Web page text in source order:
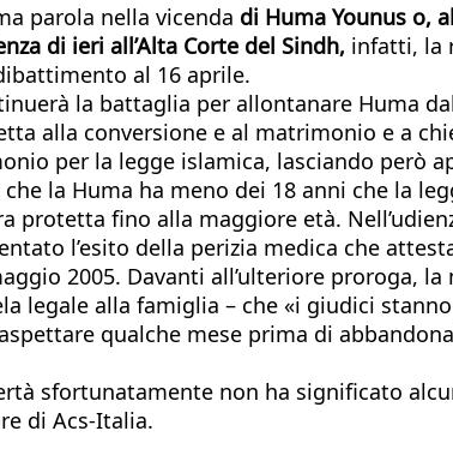
parola nella vicenda di Huma Younus o,
di ieri all’Alta Corte del Sindh, infatti, la
al 16 aprile.
la battaglia per allontanare Huma
alla conversione e al matrimonio e a
per la legge islamica, lasciando però
la Huma ha meno dei 18 anni che la
fino alla maggiore età.
l’esito della perizia medica che
2005. Davanti all’ulteriore proroga, la
legale alla famiglia – che «i giudici stanno
qualche mese prima di
sfortunatamente non ha significato
di Acs-Italia.